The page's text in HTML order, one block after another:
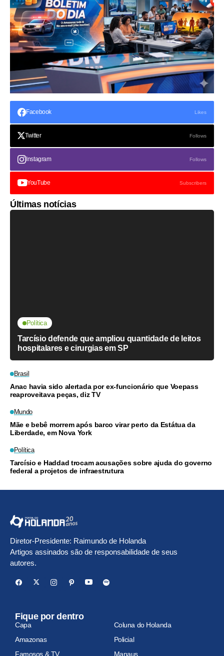
Facebook Likes
Twitter Follows
Instagram Follows
YouTube Subscribers
Últimas notícias
Política
Tarcísio defende que ampliou quantidade de leitos
hospitalares e cirurgias em SP
Brasil
Anac havia sido alertada por ex-funcionário que Voepass
reaproveitava peças, diz TV
Mundo
Mãe e bebê morrem após barco virar perto da Estátua da
Liberdade, em Nova York
Política
Tarcísio e Haddad trocam acusações sobre ajuda do governo
federal a projetos de infraestrutura
Diretor-Presidente: Raimundo de Holanda
Artigos assinados são de responsabilidade de seus
autores.
Fique por dentro
Capa
Coluna do Holanda
Amazonas
Policial
Famosos & TV
Manaus